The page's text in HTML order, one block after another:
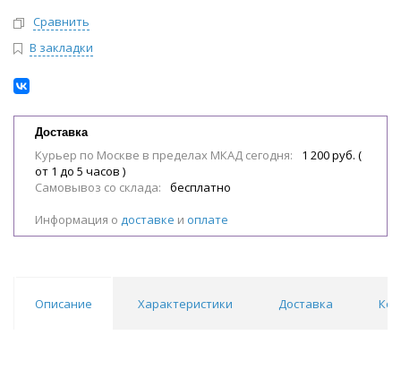
Сравнить
В закладки
Доставка
Курьер по Москве в пределах МКАД сегодня:
1 200 руб. (
от 1 до 5 часов )
Самовывоз со склада:
бесплатно
Информация о доставке и оплате
Описание Характеристики Доставка